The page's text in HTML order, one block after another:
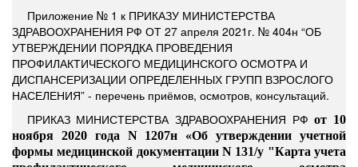
Приложение № 1 к ПРИКАЗУ МИНИСТЕРСТВА
ЗДРАВООХРАНЕНИЯ РФ ОТ 27 апреля 2021г. № 404н “ОБ
УТВЕРЖДЕНИИ ПОРЯДКА ПРОВЕДЕНИЯ
ПРОФИЛАКТИЧЕСКОГО МЕДИЦИНСКОГО ОСМОТРА И
ДИСПАНСЕРИЗАЦИИ ОПРЕДЕЛЕННЫХ ГРУПП ВЗРОСЛОГО
НАСЕЛЕНИЯ” - перечень приёмов, осмотров, консультаций.
ПРИКАЗ МИНИСТЕРСТВА ЗДРАВООХРАНЕНИЯ РФот 10
ноября 2020 года N 1207н «Об утверждении учетной
формы медицинской документации N 131/у "Карта учета